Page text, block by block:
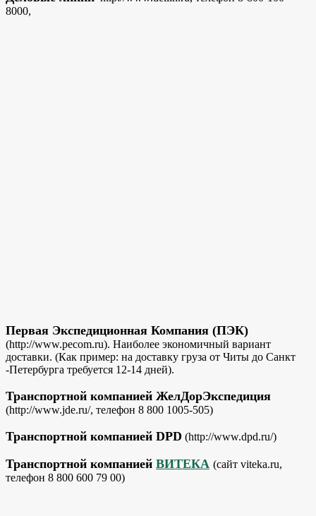
8000,
Первая Экспедиционная Компания (ПЭК)
(http://www.pecom.ru). Наиболее экономичный вариант
доставки. (Как пример: на доставку груза от Читы до Санкт
-Петербурга требуется 12-14 дней).
Транспортной компанией ЖелДорЭкспедиция
(http://www.jde.ru/, телефон 8 800 1005-505)
Транспортной компанией DPD (http://www.dpd.ru/)
Транспортной компанией ВИТЕКА (сайт viteka.ru,
телефон 8 800 600 79 00)